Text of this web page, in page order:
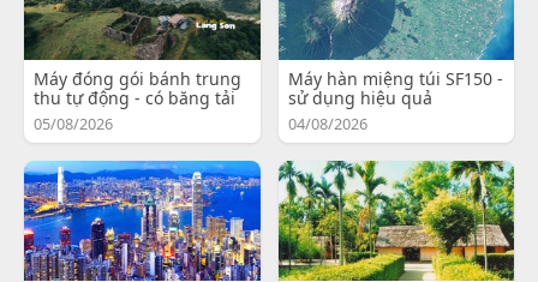
Máy đóng gói bánh trung
thu tự động - có băng tải
05/08/2026
Máy hàn miệng túi SF150 -
sử dụng hiệu quả
04/08/2026